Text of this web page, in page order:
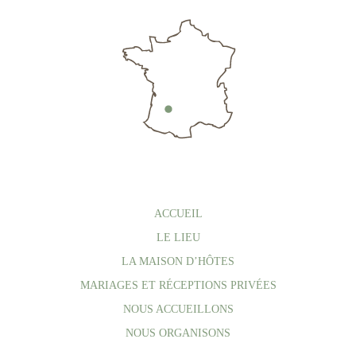
ACCUEIL
LE LIEU
LA MAISON D’HÔTES
MARIAGES ET RÉCEPTIONS PRIVÉES
NOUS ACCUEILLONS
NOUS ORGANISONS